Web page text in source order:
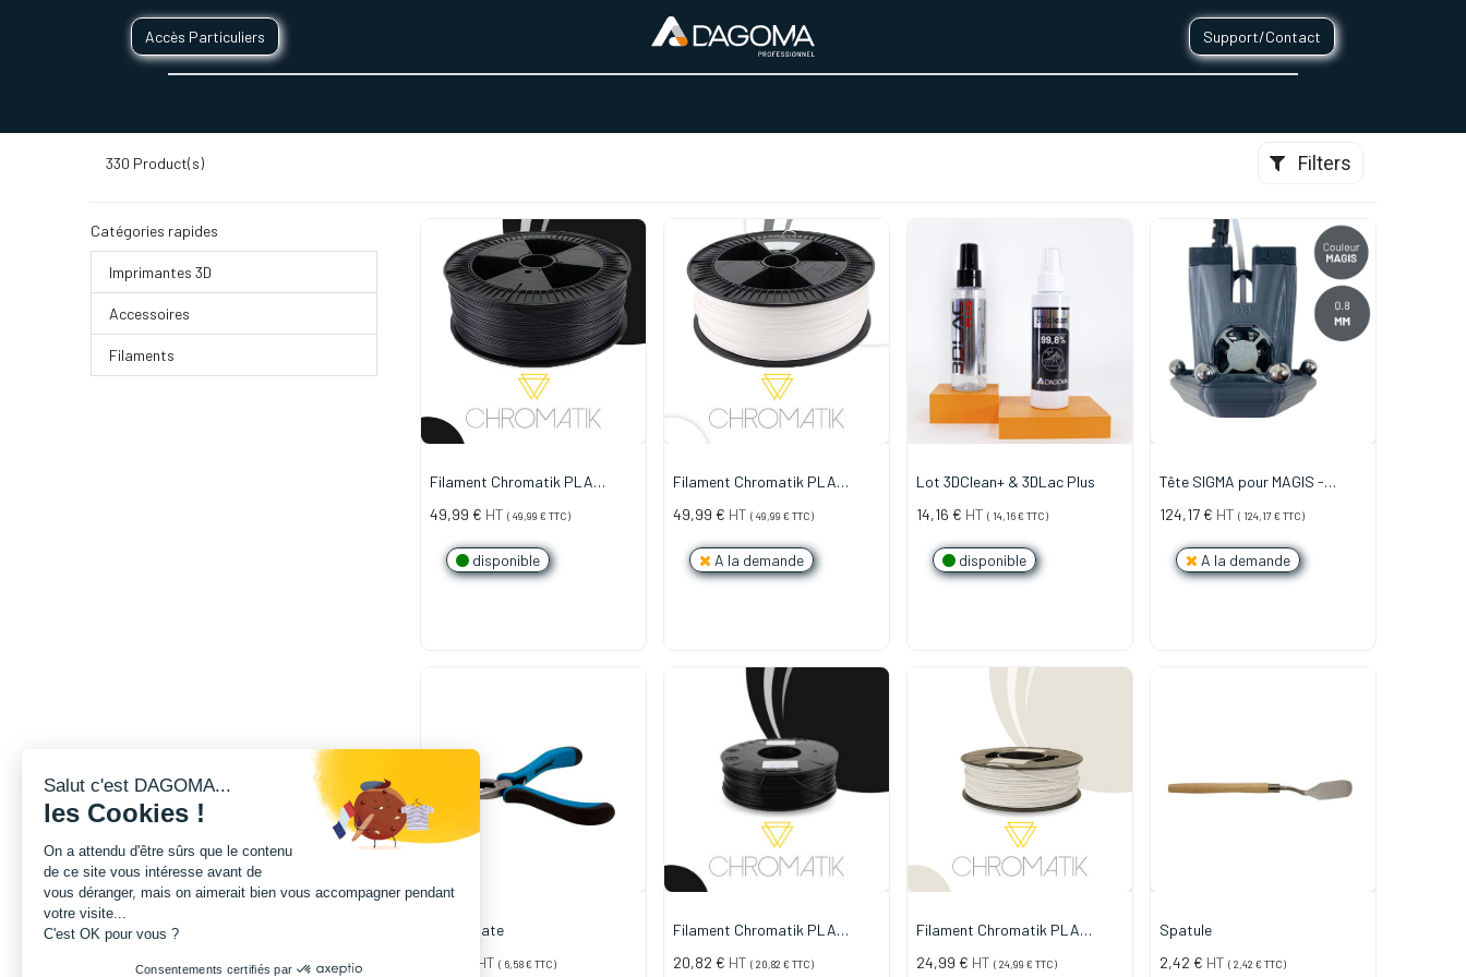
Accès Particuliers Support/Contact
330 Product(s) Filters
Catégories rapides
Imprimantes 3D
Accessoires
Filaments
Filament Chromatik PLA
49,99 € HT ( 49,99 € TTC)
disponible
Filament Chromatik PLA
49,99 € HT ( 49,99 € TTC)
A la demande
Lot 3DClean+ & 3DLac Plus
14,16 € HT ( 14,16€ TTC)
disponible
Tête SIGMA pour MAGIS -
124,17€ HT ( 124,17 € TTC)
A la demande
Pince plate
HT ( 6,58€ TTC)
Filament Chromatik PLA
20,82 € HT ( 20,82 € TTC)
Filament Chromatik PLA
24,99 € HT ( 24,99 € TTC)
Spatule
2,42 € HT ( 2,42 € TTC)
Salut c'est DAGOMA...
les Cookies !
On a attendu d'être sûrs que le contenu
de ce site vous intéresse avant de
vous déranger, mais on aimerait bien vous accompagner pendant
votre visite...
C'est OK pour vous ?
Consentements certifiés par